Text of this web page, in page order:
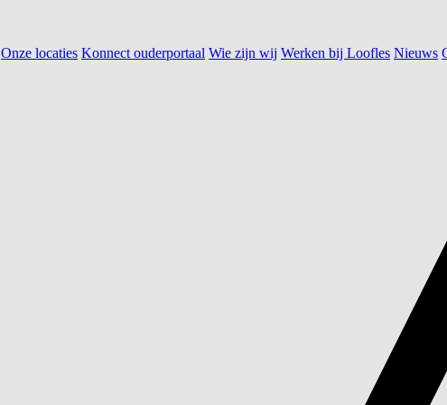
Onze locaties Konnect ouderportaal Wie zijn wij Werken bij Loofles Nieuws